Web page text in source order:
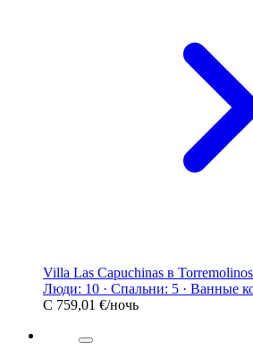
Villa Las Capuchinas в Torremolinos
Люди: 10 · Спальни: 5 · Ванные
С 759,01 €/ночь